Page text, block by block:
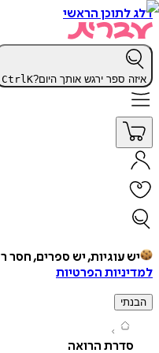
הראשי
ספר ירגש אותך היום? Ctrl K
עוגיות, יש ספרים, חסר רק
הפרטיות
הרואה